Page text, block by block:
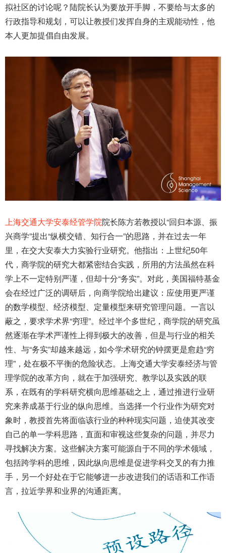
拟社区的讨论呢？陆院长认为要放开手脚，不要给与太多的
行政指导和规划，可以让教授们发挥自身的主观能动性，他
本人更加提倡自由发展。
上海交通大学安泰经管学院院长陈方若教授以“回归本源、振
兴商学”提出“纵横交错、知行合一”的思路，并在过去一年
里，在交大安泰大力实验行业研究。他指出：上世纪50年
代，商学院的研究大都紧密结合实践，所用的方法虽然在科
学上不一定特别严谨，但却十分“务实”。对此，美国福特基金
会在经过广泛的调研后，向商学院给出建议：应使用更严谨
的数学模型、经济模型、定量模型来研究管理问题。一言以
蔽之，要求学术界“穷理”。经过半个多世纪，商学院的研究虽
然逐渐在学术严谨性上得到极大的改善，但是与行业的相关
性、与“务实”却越来越远，如今学术研究的钟摆更是愈趋“穷
理”，处在极不平衡的危险状态。上海交通大学安泰经济与管
理学院的改革方向，就在于加强研究、教学以及实践的联
系，在既有的学科研究横向思维基础之上，通过推进行业研
究来养成基于行业的纵向思维。当选择一个行业作为研究对
象时，教授首先将面临该行业的种种现实问题，迫使其改变
自己的单一学科思路，直面和审视这些复杂的问题，并尽力
寻找解决方案。这些解决方案可能源自于不同的学术领域，
包括跨学科的思维，因此纵向思维是促进学科交叉的有力推
手，另一个好处在于它能够进一步改进我们的话语和工作语
言，拉近学界和业界的沟通距离。